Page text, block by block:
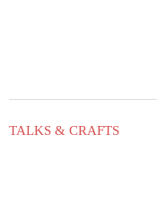
TALKS & CRAFTS